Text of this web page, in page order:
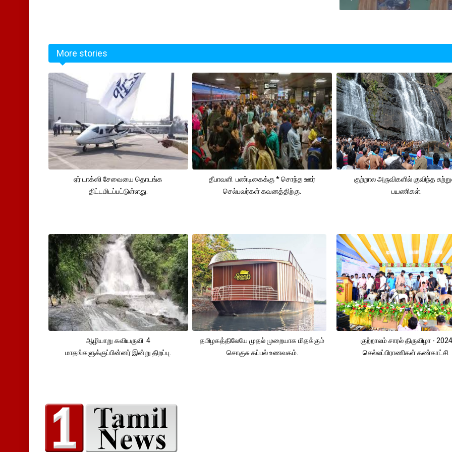
More stories
ஏர் டாக்ஸி சேவையை தொடங்க
திட்டமிடப்பட்டுள்ளது.
தீபாவளி பண்டிகைக்கு * சொந்த ஊர்
செல்பவர்கள் கவனத்திற்கு.
குற்றால அருவிகளில் குவிந்த
பயணிகள்.
ஆழியாறு கவியருவி 4
மாதங்களுக்குப்பின்னர் இன்று திறப்பு.
தமிழகத்திலேயே முதல் முறையாக மிதக்கும்
சொகுசு கப்பல் உணவகம்.
குற்றாலம் சாரல் திருவிழா - 2024
செல்லப்பிராணிகள் கண்காட்சி